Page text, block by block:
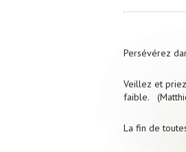
Persévérez
Veillez et
faible.
La fin de